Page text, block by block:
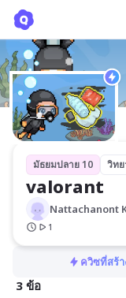
มัธยมปลาย 10 วิท
valorant
Nattachanont
1
ควิซที่สร้
3 ข้อ